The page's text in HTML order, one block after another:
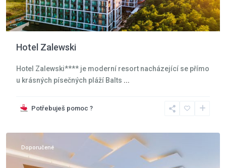
Hotel Zalewski
Hotel Zalewski**** je moderní resort nacházející se přímo
u krásných písečných pláží Balts ...
Potřebuješ pomoc ?
Szklarska
Doporučené